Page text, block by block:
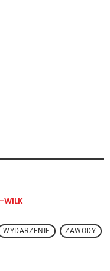
WILK
WYDARZENIE ZAWODY